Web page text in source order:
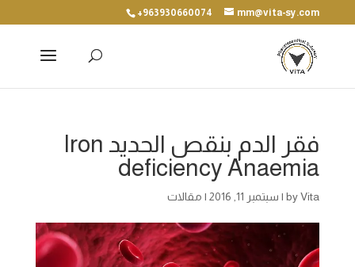
+963930660074 mm@vita-sy.com
فقر الدم بنقص الحديد Iron
deficiency Anaemia
byVita
| سبتمبر 11, 2016 | مقالات